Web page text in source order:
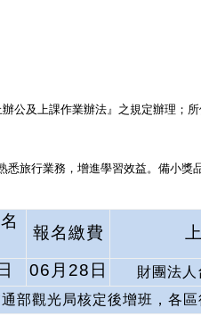
公及上課作業辦法』之規定辦理；
悉旅行業務，增進學習效益。備小獎
報名繳費 上
06月28日
財團法
部觀光局核定後增班，各區